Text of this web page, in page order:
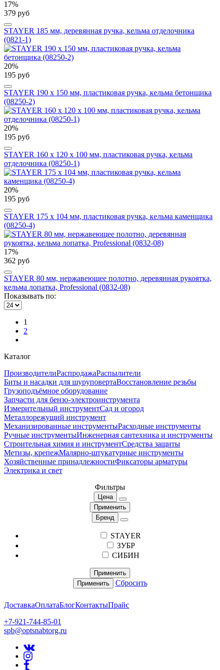
17%
379 руб
STAYER 185 мм, деревянная ручка, кельма отделочника
(0821-1)
20%
195 руб
STAYER 190 x 150 мм, пластиковая ручка, кельма бетонщика
(08250-2)
20%
195 руб
STAYER 160 x 120 x 100 мм, пластиковая ручка, кельма
отделочника (08250-1)
20%
195 руб
STAYER 175 x 104 мм, пластиковая ручка, кельма каменщика
(08250-4)
17%
362 руб
STAYER 80 мм, нержавеющее полотно, деревянная рукоятка,
кельма лопатка, Professional (0832-08)
Показывать по:
1
2
Каталог
ПроизводителиРаспродажаРаспылители
Биты и насадки для шуруповертаВосстановление резьбы
Грузоподъёмное оборудование
Запчасти для бензо-электроинструмента
Измерительный инструментСад и огород
Металлорежущий инструмент
Механизированные инструментыРасходные инструменты
Ручные инструментыИнженерная сантехника и инструменты
Строительная химия и инструментСредства защиты
Метизы, крепежМалярно-штукатурные инструменты
Хозяйственные принадлежностиФиксаторы арматуры
Электрика и свет
Фильтры
Цена
Применить
Бренд
STAYER
ЗУБР
СИБИН
Применить
Применить
Сбросить
ДоставкаОплатаБлогКонтактыПрайс
+7-921-744-85-01
spb@optsnabtorg.ru